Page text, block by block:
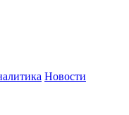
Новости